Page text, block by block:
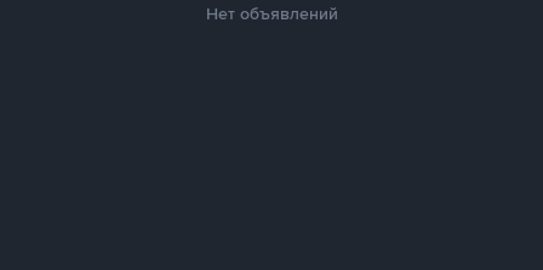
Нет объявлений